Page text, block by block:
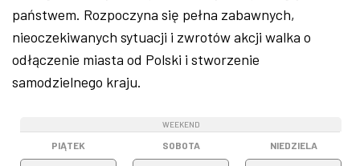
państwem. Rozpoczyna się pełna zabawnych,
nieoczekiwanych sytuacji i zwrotów akcji walka o
odłączenie miasta od Polski i stworzenie
samodzielnego kraju.
PIĄTEK
WEEKEND
SOBOTA NIEDZIELA